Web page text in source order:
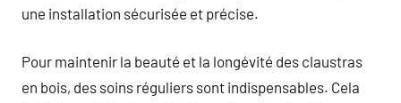
une installation sécurisée et précise.
Pour maintenir la beauté et la longévité des claustras
en bois, des soins réguliers sont indispensables. Cela